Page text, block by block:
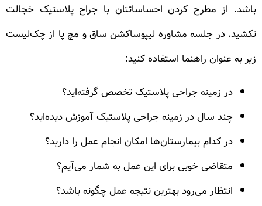
باشد. از مطرح کردن احساساتتان با جراح پلاستیک خجالت
نکشید. در جلسه مشاوره لیپوساکشن ساق و مچ پا از چک‌لیست
زیر به عنوان راهنما استفاده کنید:
در زمینه جراحی پلاستیک تخصص گرفته‌اید؟
چند سال در زمینه جراحی پلاستیک آموزش دیده‌اید؟
در کدام بیمارستان‌ها امکان انجام عمل را دارید؟
متقاضی خوبی برای این عمل به شمار می‌آیم؟
انتظار می‌رود بهترین نتیجه عمل چگونه باشد؟